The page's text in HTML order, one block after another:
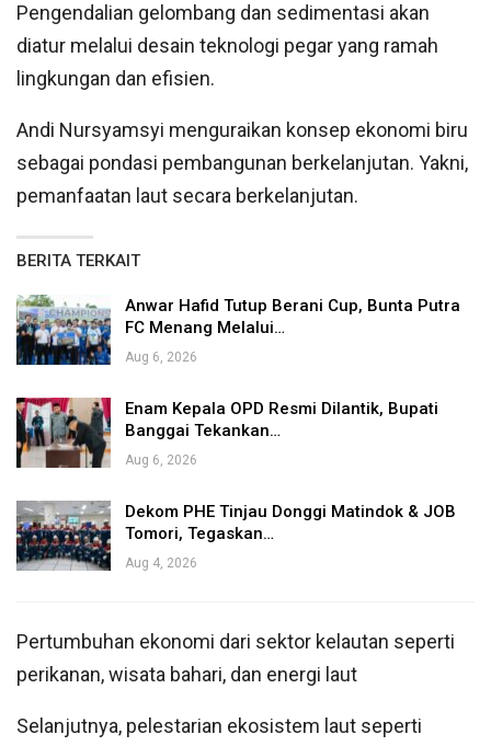
Pengendalian gelombang dan sedimentasi akan
diatur melalui desain teknologi pegar yang ramah
lingkungan dan efisien.
Andi Nursyamsyi menguraikan konsep ekonomi biru
sebagai pondasi pembangunan berkelanjutan. Yakni,
pemanfaatan laut secara berkelanjutan.
BERITA TERKAIT
Anwar Hafid Tutup Berani Cup, Bunta Putra
FC Menang Melalui…
Aug 6, 2026
Enam Kepala OPD Resmi Dilantik, Bupati
Banggai Tekankan…
Aug 6, 2026
Dekom PHE Tinjau Donggi Matindok & JOB
Tomori, Tegaskan…
Aug 4, 2026
Pertumbuhan ekonomi dari sektor kelautan seperti
perikanan, wisata bahari, dan energi laut
Selanjutnya, pelestarian ekosistem laut seperti